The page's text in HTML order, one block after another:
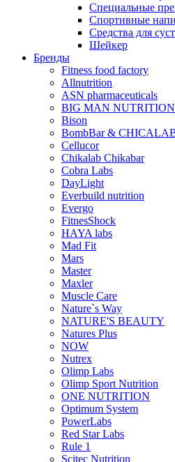
Специальные
Спортивные
Средства для
Шейкер
Бренды
Fitness food factory
Allnutrition
ASN pharmaceuticals
BIG MAN NUTRITION
Bison
BombBar &
Cellucor
Chikalab Chikabar
Cobra Labs
DayLight
Everbuild nutrition
Evergo
FitnesShock
HAYA labs
Mad Fit
Mars
Master
Maxler
Muscle Care
Nature`s Way
NATURE'S BEAUTY
Natures Plus
NOW
Nutrex
Olimp Labs
Olimp Sport Nutrition
ONE NUTRITION
Optimum System
PowerLabs
Red Star Labs
Rule 1
Scitec Nutrition